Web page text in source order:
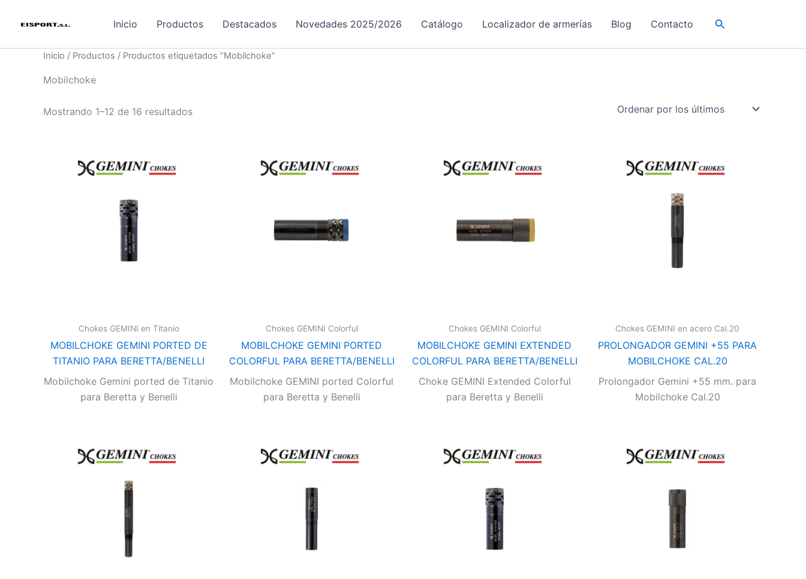
Inicio Productos Destacados Novedades 2025/2026 Catálogo Localizador de armerías Blog Contacto Buscar
Inicio / Productos / Productos etiquetados “Mobilchoke”
Mobilchoke
Mostrando 1–12 de 16 resultadosOrdenado
Chokes GEMINI en Titanio
MOBILCHOKE GEMINI PORTED DE
TITANIO PARA BERETTA/BENELLI
Mobilchoke Gemini ported de Titanio
para Beretta y Benelli
Chokes GEMINI Colorful
MOBILCHOKE GEMINI PORTED
COLORFUL PARA BERETTA/BENELLI
Mobilchoke GEMINI ported Colorful
para Beretta y Benelli
Chokes GEMINI Colorful
MOBILCHOKE GEMINI EXTENDED
COLORFUL PARA BERETTA/BENELLI
Choke GEMINI Extended Colorful
para Beretta y Benelli
Chokes GEMINI en acero Cal.20
PROLONGADOR GEMINI +55 PARA
MOBILCHOKE CAL.20
Prolongador Gemini +55 mm. para
Mobilchoke Cal.20